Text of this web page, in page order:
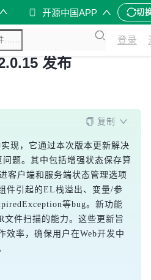
开源中国APP 切
登录
发布
复制
现，它通过本次版本更新解决
问题。其中包括增强状态保存算
客户端和服务端状态管理选项
件引起的EL栈溢出、变量/参
等bug。新功能
文件扫描的能力。这些更新旨
效率，确保用户在Web开发中